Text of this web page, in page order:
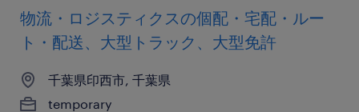
物流・ロジスティクスの個配・宅配・ルー
ト・配送、大型トラック、大型免許
千葉県印西市, 千葉県
temporary